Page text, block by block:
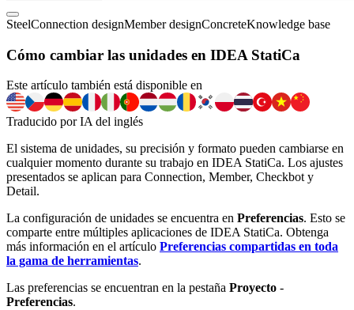
SteelConnection designMember designConcreteKnowledge base
Cómo cambiar las unidades en IDEA StatiCa
Este artículo también está disponible en
Traducido por IA del inglés
El sistema de unidades, su precisión y formato pueden cambiarse en
cualquier momento durante su trabajo en IDEA StatiCa. Los ajustes
presentados se aplican para Connection, Member, Checkbot y
Detail.
La configuración de unidades se encuentra en Preferencias. Esto se
comparte entre múltiples aplicaciones de IDEA StatiCa. Obtenga
más información en el artículo Preferencias compartidas en toda
la gama de herramientas.
Las preferencias se encuentran en la pestaña Proyecto -
Preferencias.